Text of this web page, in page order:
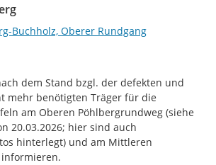
Buchholz, Oberer Rundgang
dem Stand bzgl. der defekten und
mehr benötigten Träger für die
am Oberen Pöhlbergrundweg (siehe
20.03.2026; hier sind auch
hinterlegt) und am Mittleren